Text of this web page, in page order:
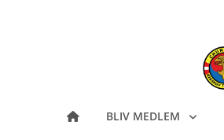
BLIV MEDLEM